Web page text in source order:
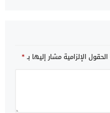
الحقول الإلزامية مشار إليها بـ*